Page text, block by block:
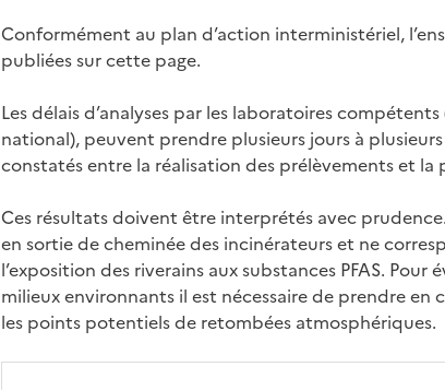
Conformément au plan d’action interministériel,
publiées sur cette page.
Les délais d’analyses par les laboratoires
national), peuvent prendre plusieurs jours à
constatés entre la réalisation des prélèvements et la
Ces résultats doivent être interprétés avec
en sortie de cheminée des incinérateurs et ne
l’exposition des riverains aux substances PFAS. Pour
milieux environnants il est nécessaire de prendre
les points potentiels de retombées atmosphériques.